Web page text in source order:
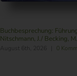
Buchbesprechung:
Nitschmann, J./ Becking, M.
August 6th, 2026 0